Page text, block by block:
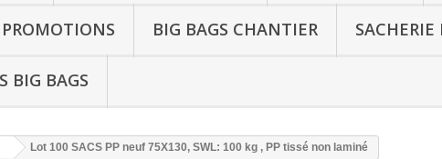
PROMOTIONS BIG BAGS CHANTIER SACHERIE
BIG BAGS
Lot 100 SACS PP neuf 75X130, SWL: 100 kg , PP tissé non laminé